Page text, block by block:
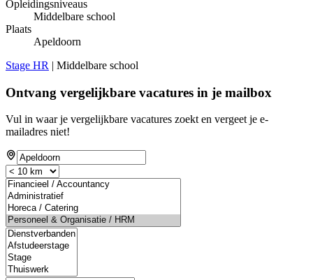
Opleidingsniveaus
Middelbare school
Plaats
Apeldoorn
Stage HR | Middelbare school
Ontvang vergelijkbare vacatures in je mailbox
Vul in waar je vergelijkbare vacatures zoekt en vergeet je e-
mailadres niet!